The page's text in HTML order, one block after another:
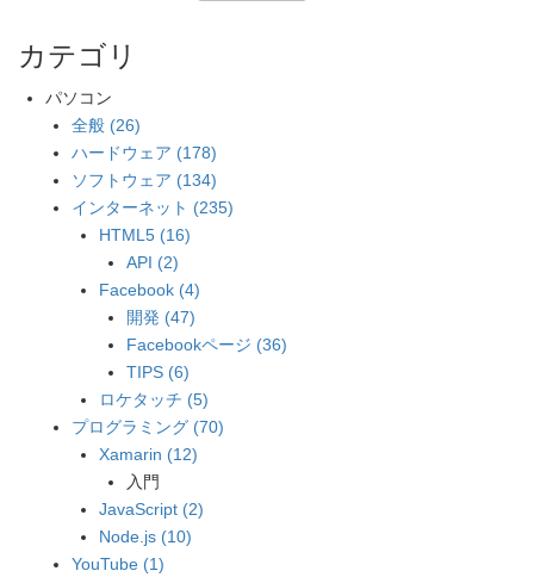
カテゴリ
パソコン
全般 (26)
ハードウェア (178)
ソフトウェア (134)
インターネット (235)
HTML5 (16)
API (2)
Facebook (4)
開発 (47)
Facebookページ (36)
TIPS (6)
ロケタッチ (5)
プログラミング (70)
Xamarin (12)
入門
JavaScript (2)
Node.js (10)
YouTube (1)